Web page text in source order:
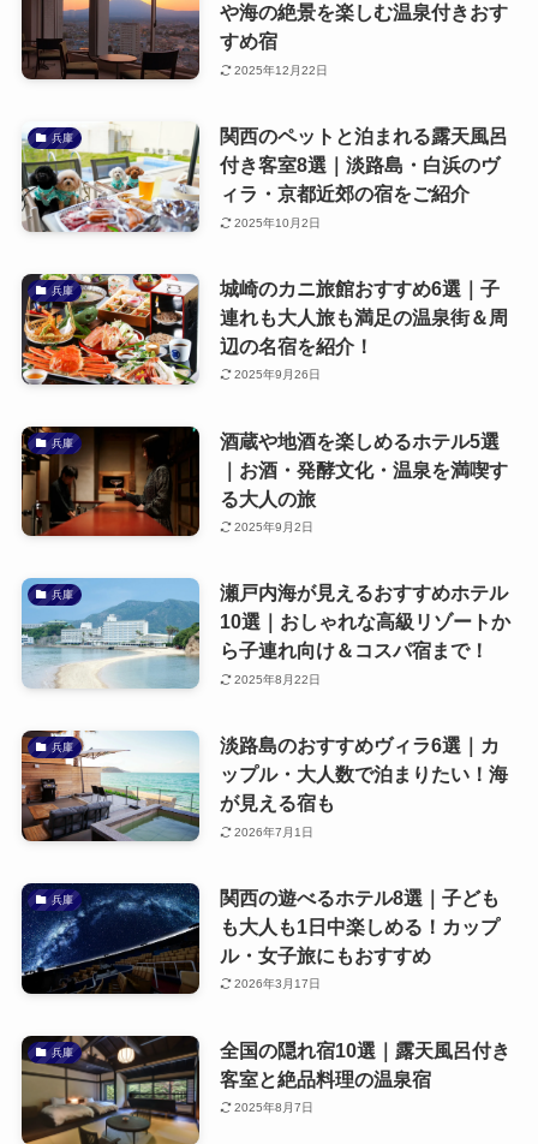
や海の絶景を楽しむ温泉付きおす
すめ宿
2025年12月22日
兵庫
関西のペットと泊まれる露天風呂
付き客室8選｜淡路島・白浜のヴ
ィラ・京都近郊の宿をご紹介
2025年10月2日
兵庫
城崎のカニ旅館おすすめ6選｜子
連れも大人旅も満足の温泉街＆周
辺の名宿を紹介！
2025年9月26日
兵庫
酒蔵や地酒を楽しめるホテル5選
｜お酒・発酵文化・温泉を満喫す
る大人の旅
2025年9月2日
兵庫
瀬戸内海が見えるおすすめホテル
10選｜おしゃれな高級リゾートか
ら子連れ向け＆コスパ宿まで！
2025年8月22日
兵庫
淡路島のおすすめヴィラ6選｜カ
ップル・大人数で泊まりたい！海
が見える宿も
2026年7月1日
兵庫
関西の遊べるホテル8選｜子ども
も大人も1日中楽しめる！カップ
ル・女子旅にもおすすめ
2026年3月17日
兵庫
全国の隠れ宿10選｜露天風呂付き
客室と絶品料理の温泉宿
2025年8月7日